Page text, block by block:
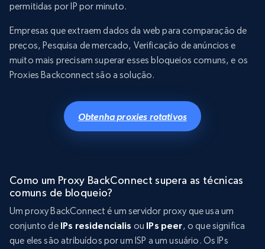
permitidas por IP por minuto.
Empresas que extraem dados da web para comparação de
preços, Pesquisa de mercado, Verificação de anúncios e
muito mais precisam superar esses bloqueios comuns, e os
Proxies Backconnect são a solução.
Obtenha proxies rotativos
Como um Proxy BackConnect supera as técnicas
comuns de bloqueio?
Um proxy BackConnect é um servidor proxy que usa um
conjunto de IPs residencialis ou IPs peer, o que significa
que eles são atribuídos por um ISP a um usuário. Os IPs